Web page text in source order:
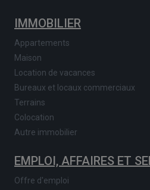
IMMOBILIER
Appartements
Maison
Location de vacances
Bureaux et locaux commerciaux
Terrains
Colocation
Autre immobilier
EMPLOI, AFFAIRES ET
Offre d'emploi